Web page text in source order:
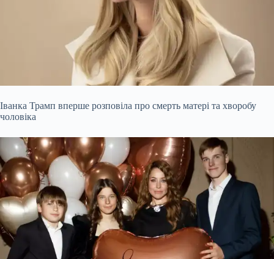
Іванка Трамп вперше розповіла про смерть матері та хворобу
чоловіка